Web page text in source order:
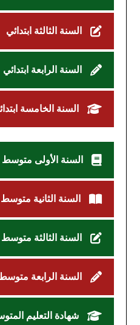
السنة الثالثة ابتدائي
السنة الرابعة ابتدائي
السنة الخامسة
السنة الأولى متوسط
السنة الثانية متوسط
السنة الثالثة متوسط
السنة الرابعة
شهادة التعليم